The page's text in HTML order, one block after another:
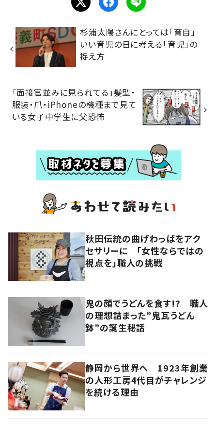
杉浦太陽さんにとっては「育自」
いい育児の日に考える「育児」の
捉え方
「面接官並みに見られてる」髪型・
服装・爪・iPhoneの機種まで見て
いる女子中学生に父恐怖
秋田伝統の曲げわっぱをアク
セサリーに 「女性ならではの
視点を」職人の挑戦
鬼の顔でうどんを食す!? 職人
の理想詰まった”鬼瓦うどん
鉢”の誕生秘話
静岡から世界へ 1923年創業
の人形工房4代目がチャレンジ
を続ける理由